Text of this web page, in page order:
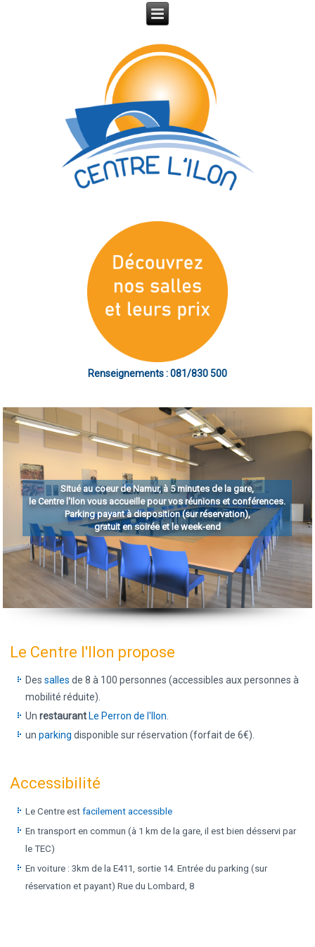
Renseignements : 081/830 500
Situé au coeur de Namur, à 5 minutes de la gare,
le Centre l'Ilon vous accueille pour vos réunions et conférences.
Parking payant à disposition (sur réservation),
gratuit en soirée et le week-end
Le Centre l'Ilon propose
Dessalles de 8 à 100 personnes (accessibles aux personnes à
mobilité réduite).
Unrestaurant Le Perron de l'Ilon
unparking disponible sur réservation (forfait de 6€).
Accessibilité
Le Centre estfacilement accessible
En transport en commun (à 1 km de la gare, il est bien désservi par
le TEC)
En voiture : 3km de la E411, sortie 14. Entrée du parking (sur
réservation et payant) Rue du Lombard, 8